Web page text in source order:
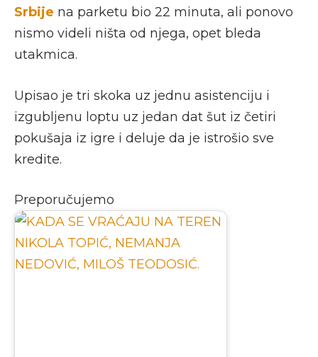
Srbije na parketu bio 22 minuta, ali ponovo
nismo videli ništa od njega, opet bleda
utakmica.
Upisao je tri skoka uz jednu asistenciju i
izgubljenu loptu uz jedan dat šut iz četiri
pokušaja iz igre i deluje da je istrošio sve
kredite.
Preporučujemo